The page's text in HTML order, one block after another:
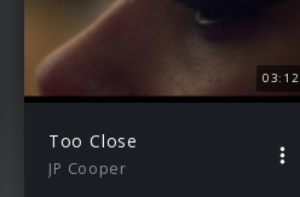
03:12
Too Close
JP Cooper